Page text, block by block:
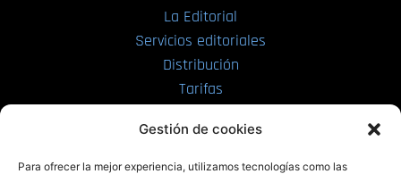
Gestión de cookies
Para ofrecer la mejor experiencia, utilizamos tecnologías como las
La Editorial
Servicios editoriales
Distribución
Tarifas